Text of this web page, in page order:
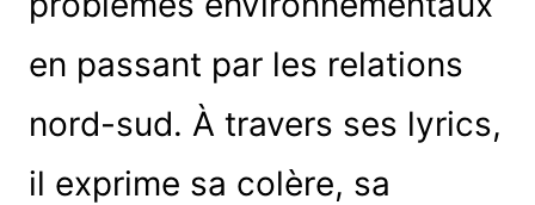
en passant par les relations
nord-sud. À travers ses lyrics,
il exprime sa colère, sa